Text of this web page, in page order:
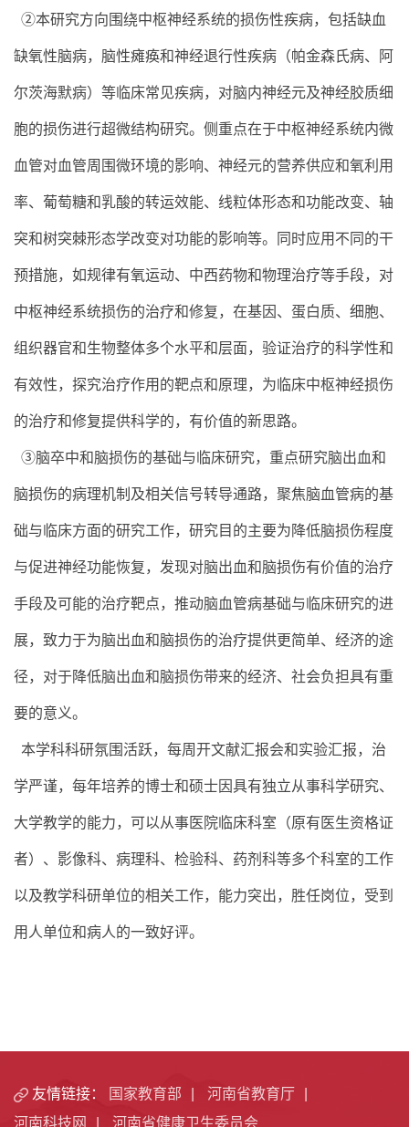
②本研究方向围绕中枢神经系统的损伤性疾病，包括缺血
缺氧性脑病，脑性瘫痪和神经退行性疾病（帕金森氏病、阿
尔茨海默病）等临床常见疾病，对脑内神经元及神经胶质细
胞的损伤进行超微结构研究。侧重点在于中枢神经系统内微
血管对血管周围微环境的影响、神经元的营养供应和氧利用
率、葡萄糖和乳酸的转运效能、线粒体形态和功能改变、轴
突和树突棘形态学改变对功能的影响等。同时应用不同的干
预措施，如规律有氧运动、中西药物和物理治疗等手段，对
中枢神经系统损伤的治疗和修复，在基因、蛋白质、细胞、
组织器官和生物整体多个水平和层面，验证治疗的科学性和
有效性，探究治疗作用的靶点和原理，为临床中枢神经损伤
的治疗和修复提供科学的，有价值的新思路。
③脑卒中和脑损伤的基础与临床研究，重点研究脑出血和
脑损伤的病理机制及相关信号转导通路，聚焦脑血管病的基
础与临床方面的研究工作，研究目的主要为降低脑损伤程度
与促进神经功能恢复，发现对脑出血和脑损伤有价值的治疗
手段及可能的治疗靶点，推动脑血管病基础与临床研究的进
展，致力于为脑出血和脑损伤的治疗提供更简单、经济的途
径，对于降低脑出血和脑损伤带来的经济、社会负担具有重
要的意义。
本学科科研氛围活跃，每周开文献汇报会和实验汇报，治
学严谨，每年培养的博士和硕士因具有独立从事科学研究、
大学教学的能力，可以从事医院临床科室（原有医生资格证
者）、影像科、病理科、检验科、药剂科等多个科室的工作
以及教学科研单位的相关工作，能力突出，胜任岗位，受到
用人单位和病人的一致好评。
友情链接： 国家教育部 | 河南省教育厅 |
河南科技网 | 河南省健康卫生委员会